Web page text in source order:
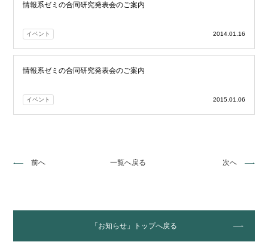
情報系ゼミの合同研究発表会のご案内
イベント 2014.01.16
情報系ゼミの合同研究発表会のご案内
イベント 2015.01.06
前へ 一覧へ戻る 次へ
「お知らせ」トップへ戻る